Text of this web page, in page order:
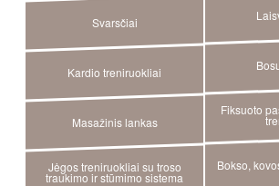
Svarsčiai
Kardio treniruokliai
Masažinis lankas
Fiksuoto
Jėgos treniruokliai su troso
traukimo ir stūmimo sistema
Bokso,